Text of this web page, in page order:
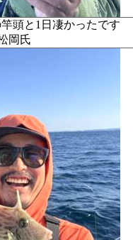
竿頭と1日凄かったです
岡氏